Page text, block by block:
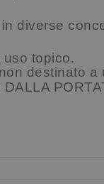
diverse
topico.
destinato a